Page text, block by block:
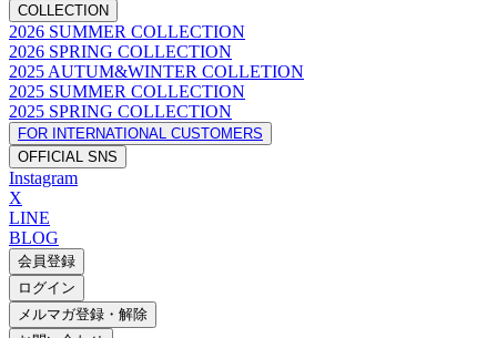
COLLECTION
2026 SUMMER COLLECTION
2026 SPRING COLLECTION
2025 AUTUM&WINTER COLLETION
2025 SUMMER COLLECTION
2025 SPRING COLLECTION
FOR INTERNATIONAL CUSTOMERS
OFFICIAL SNS
Instagram
X
LINE
BLOG
会員登録
ログイン
メルマガ登録・解除